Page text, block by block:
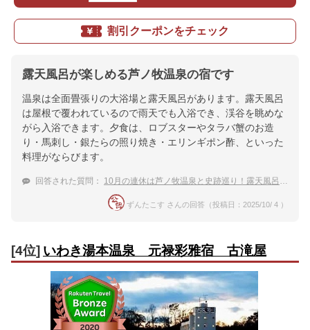
割引クーポンをチェック
露天風呂が楽しめる芦ノ牧温泉の宿です
温泉は全面畳張りの大浴場と露天風呂があります。露天風呂
は屋根で覆われているので雨天でも入浴でき、渓谷を眺めな
がら入浴できます。夕食は、ロブスターやタラバ蟹のお造
り・馬刺し・銀たらの照り焼き・エリンギポン酢、といった
料理がならびます。
回答された質問： 10月の連休は芦ノ牧温泉と史跡巡り！露天風呂と食事がおすすめの宿は？
ずんたこす さんの回答（投稿日：2025/10/ 4 ）
[4位] いわき湯本温泉 元禄彩雅宿 古滝屋